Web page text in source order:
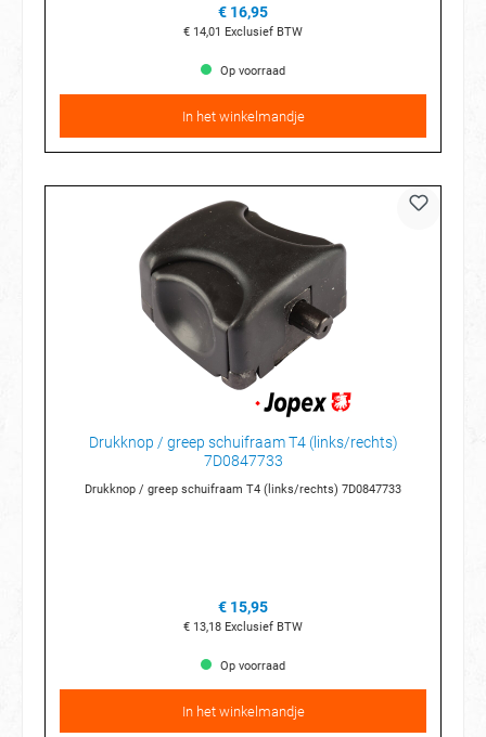
€ 16,95
€ 14,01 Exclusief BTW
Op voorraad
In het winkelmandje
Drukknop / greep schuifraam T4 (links/rechts)
7D0847733
Drukknop / greep schuifraam T4 (links/rechts) 7D0847733
€ 15,95
€ 13,18 Exclusief BTW
Op voorraad
In het winkelmandje